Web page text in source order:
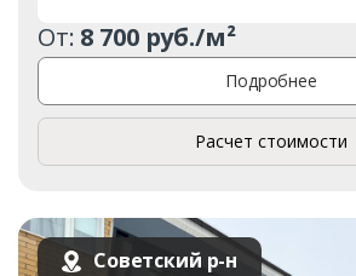
От: 8 700 руб./м²
Подробнее
Расчет стоимости
Советский р-н